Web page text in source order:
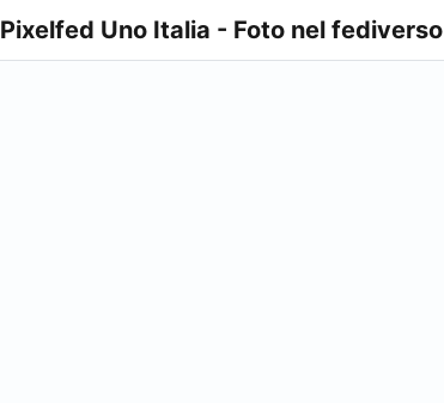
Pixelfed Uno Italia - Foto nel fediverso